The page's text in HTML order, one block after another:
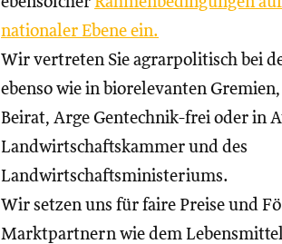
nationaler Ebene ein.
Wir vertreten Sie agrarpolitisch bei
ebenso wie in biorelevanten
Beirat, Arge Gentechnik-frei oder in
Landwirtschaftskammer und des
Landwirtschaftsministeriums.
Wir setzen uns für faire Preise und
Marktpartnern wie dem